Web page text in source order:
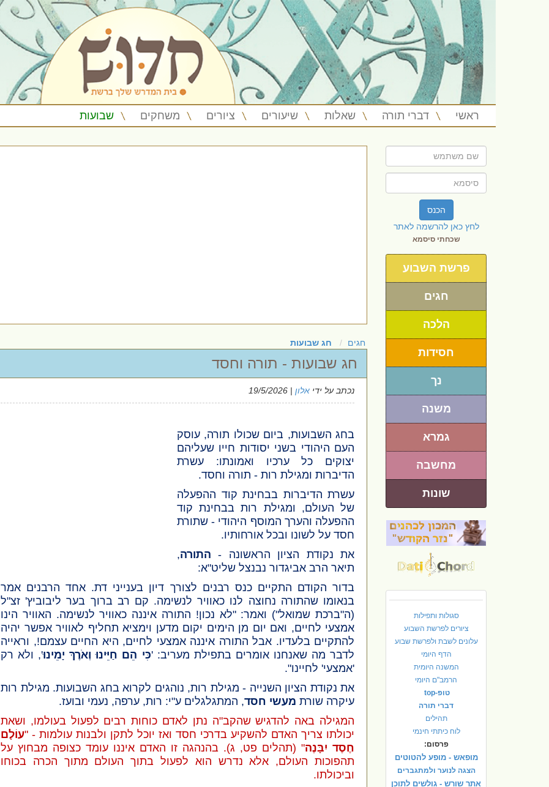
ראשי דברי תורה שאלות שיעורים ציורים משחקים שבועות
הכנס
לחץ כאן להרשמה לאתר
שכחתי סיסמא
פרשת השבוע
חגים
הלכה
חסידות
נך
משנה
גמרא
מחשבה
שונות
סגולות ותפילות
ציורים לפרשת השבוע
עלונים לשבת ולפרשת שבוע
הדף היומי
המשנה היומית
הרמב"ם היומי
טופ-top
דברי תורה
תהילים
לוח כיתתי חינמי
פרסום:
מופאש - מופע להטוטים
הצגה לנוער ולמתגברים
אתר שורש - גולשים לתוכן
חגים חג שבועות
חג שבועות - תורה וחסד
נכתב על ידי אלון | 19/5/2026
בחג השבועות, ביום שכולו תורה, עוסק
העם היהודי בשני יסודות חייו שעליהם
יצוקים כל ערכיו ואמונתו: עשרת
הדיברות ומגילת רות - תורה וחסד.
עשרת הדיברות בבחינת קוד ההפעלה
של העולם, ומגילת רות בבחינת קוד
ההפעלה והערך המוסף היהודי - שתורת
חסד על לשונו ובכל אורחותיו.
את נקודת הציון הראשונה - התורה,
תיאר הרב אביגדור נבנצל שליט"א:
בדור הקודם התקיים כנס רבנים לצורך דיון בענייני דת. אחד הרבנים אמר
בנאומו שהתורה נחוצה לנו כאוויר לנשימה. קם רב ברוך בער ליבוביץ' זצ"ל
(ה"ברכת שמואל") ואמר: "לא נכון! התורה איננה כאוויר לנשימה. האוויר הינו
אמצעי לחיים, ואם יום מן הימים יקום מדען וימציא תחליף לאוויר אפשר יהיה
להתקיים בלעדיו. אבל התורה איננה אמצעי לחיים, היא החיים עצמם!, וראייה
לדבר מה שאנחנו אומרים בתפילת מעריב: 'כִּי הֵם חַיֵּינוּ וְאֹרֶךְ יָמֵינוּ', ולא רק
'אמצעי' לחיינו".
את נקודת הציון השנייה - מגילת רות, נוהגים לקרוא בחג השבועות. מגילת רות
עיקרה שורת מעשי חסד, המתגלגלים ע"י: רות, ערפה, נעמי ובועז.
המגילה באה להדגיש שהקב"ה נתן לאדם כוחות רבים לפעול בעולמו, ושאת
יכולתו צריך האדם להשקיע בדרכי חסד ואז יוכל לתקן ולבנות עולמות - "עוֹלָם
חֶסֶד יִבָּנֶה" (תהלים פט, ג). בהנהגה זו האדם איננו עומד כצופה מבחוץ על
תהפוכות העולם, אלא נדרש הוא לפעול בתוך העולם מתוך הכרה בכוחו
וביכולתו.